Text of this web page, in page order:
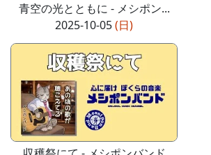
青空の光とともに - メシポン...
2025-10-05(日)